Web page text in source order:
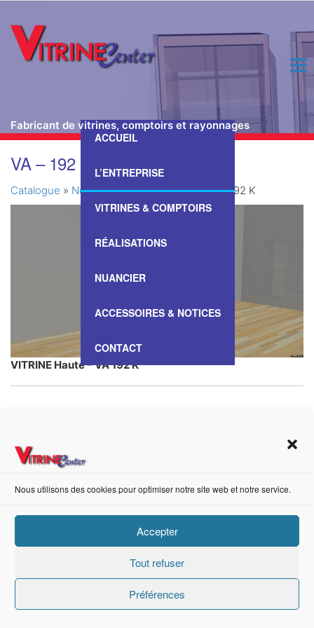
Nous utilisons des cookies pour optimiser notre site web et notre service.
Accepter
Tout refuser
Préférences
Fabricant de vitrines, comptoirs et rayonnages
ACCUEIL
L’ENTREPRISE
VITRINES & COMPTOIRS
RÉALISATIONS
NUANCIER
ACCESSOIRES & NOTICES
CONTACT
VA – 192 K
Catalogue » Nos Vitrines & Comptoirs»VA – 192 K
VITRINE Haute – VA 192 K
https://fr-fr.facebook.com/pages/category/Metal-Supplier/Vitrine-Center-1847745018840053/